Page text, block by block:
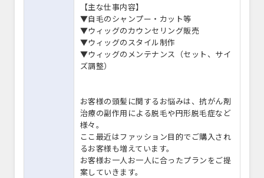
【主な仕事内容】
▼自毛のシャンプー・カット等
▼ウィッグのカウンセリング販売
▼ウィッグのスタイル制作
▼ウィッグのメンテナンス（セット、サイ
ズ調整）
お客様の頭髪に関するお悩みは、抗がん剤
治療の副作用による脱毛や円形脱毛症など
様々。
ここ最近はファッション目的でご購入され
るお客様も増えています。
お客様お一人お一人に合ったプランをご提
案していきます。